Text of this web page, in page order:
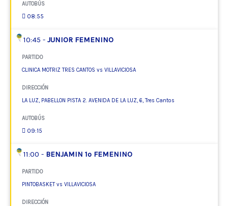
AUTOBÚS
08:55
10:45 - JUNIOR FEMENINO
PARTIDO
CLINICA MOTRIZ TRES CANTOS vs VILLAVICIOSA
DIRECCIÓN
LA LUZ, PABELLON PISTA 2. AVENIDA DE LA LUZ, 6, Tres Cantos
AUTOBÚS
09:15
11:00 - BENJAMIN 1º FEMENINO
PARTIDO
PINTOBASKET vs VILLAVICIOSA
DIRECCIÓN